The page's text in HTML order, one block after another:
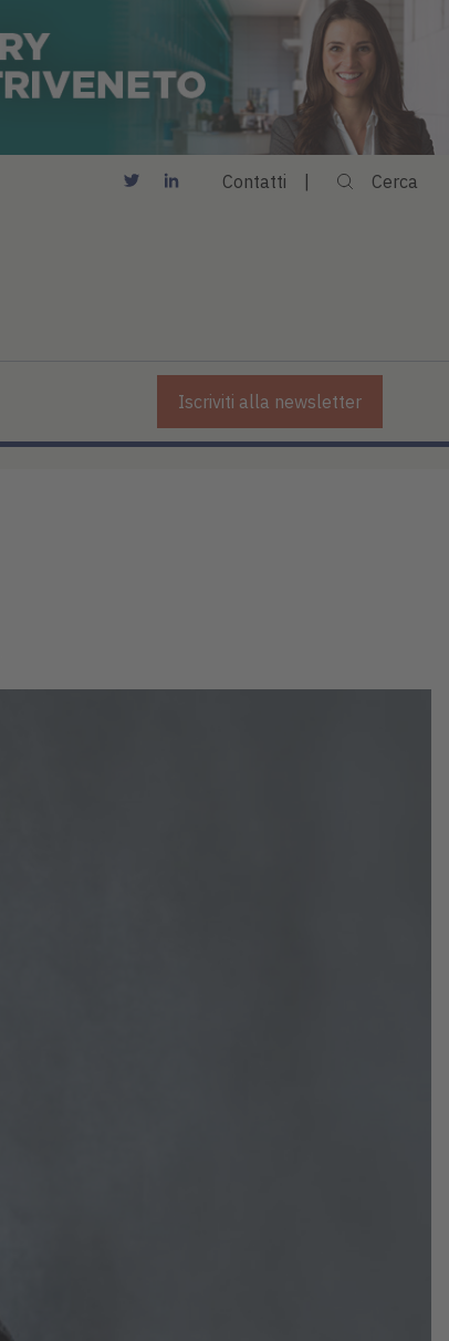
Contatti Cerca
Iscriviti alla newsletter